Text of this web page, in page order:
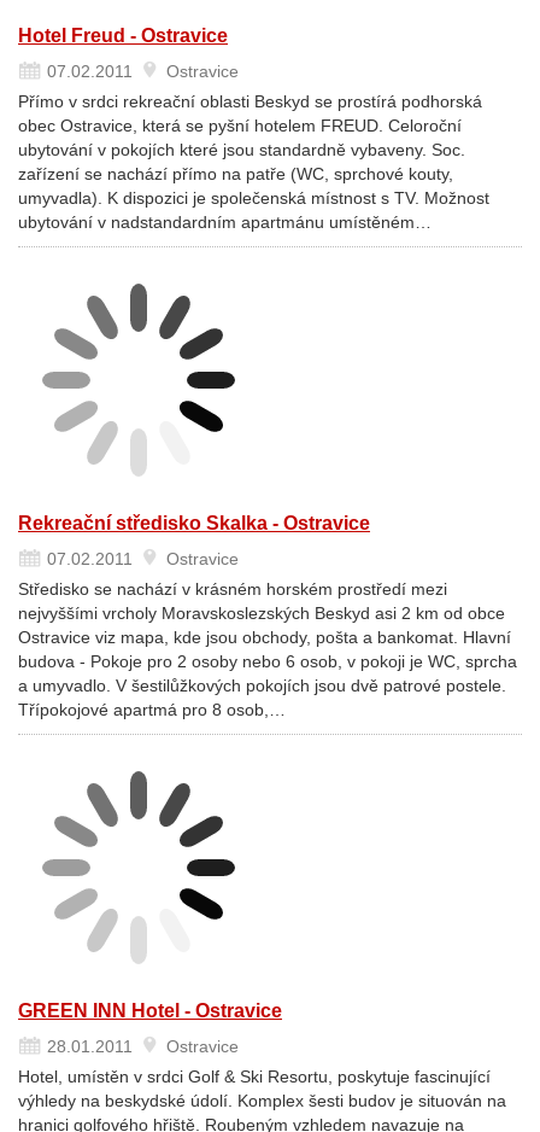
Hotel Freud - Ostravice
07.02.2011
Ostravice
Přímo v srdci rekreační oblasti Beskyd se prostírá podhorská
obec Ostravice, která se pyšní hotelem FREUD. Celoroční
ubytování v pokojích které jsou standardně vybaveny. Soc.
zařízení se nachází přímo na patře (WC, sprchové kouty,
umyvadla). K dispozici je společenská místnost s TV. Možnost
ubytování v nadstandardním apartmánu umístěném…
Rekreační středisko Skalka - Ostravice
07.02.2011
Ostravice
Středisko se nachází v krásném horském prostředí mezi
nejvyššími vrcholy Moravskoslezských Beskyd asi 2 km od obce
Ostravice viz mapa, kde jsou obchody, pošta a bankomat. Hlavní
budova - Pokoje pro 2 osoby nebo 6 osob, v pokoji je WC, sprcha
a umyvadlo. V šestilůžkových pokojích jsou dvě patrové postele.
Třípokojové apartmá pro 8 osob,…
GREEN INN Hotel - Ostravice
28.01.2011
Ostravice
Hotel, umístěn v srdci Golf & Ski Resortu, poskytuje fascinující
výhledy na beskydské údolí. Komplex šesti budov je situován na
hranici golfového hřiště. Roubeným vzhledem navazuje na